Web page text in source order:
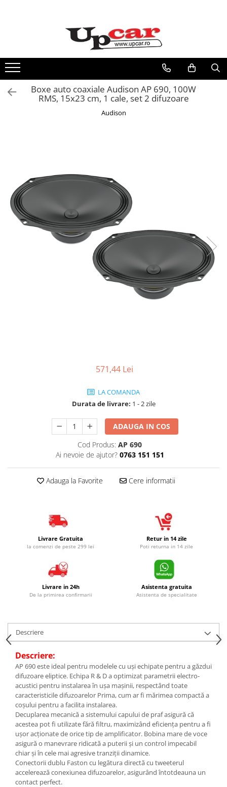
Aplice si Pendule
Electrocasnice Mici
Audio & Video
Boxe auto coaxiale Audison AP 690, 100W
RMS, 15x23 cm, 1 cale, set 2 difuzoare
Audison
571,44 Lei
LA COMANDA
Durata de livrare: 1 - 2 zile
ADAUGA IN COS
Cod Produs: AP 690
Ai nevoie de ajutor? 0763 151 151
Adauga la Favorite Cere informatii
Livrare Gratuita
la comenzi de peste 299 lei
Retur in 14 zile
Poti returna in 14 zile
Livrare in 24h
De la primirea confirmarii
Asistenta gratuita
Asistenta de specialitate
Descriere
Descriere:
AP 690 este ideal pentru modelele cu uși echipate pentru a găzdui
difuzoare eliptice. Echipa R & D a optimizat parametrii electro-
acustici pentru instalarea în ușa mașinii, respectând toate
caracteristicile difuzoarelor Prima, cum ar fi mărimea compactă a
coșului pentru a facilita instalarea.
Decuplarea mecanică a sistemului capului de praf asigură că
acestea pot fi utilizate fără filtru, maximizând eficiența pentru a fi
ușor acționate de orice tip de amplificator. Bobina mare de voce
asigură o manevrare ridicată a puterii și un control impecabil
chiar și în cele mai agresive tranziții dinamice.
Conectorii dublu Faston cu legătura directă cu tweeterul
accelerează conexiunea difuzoarelor, asigurând întotdeauna un
contact perfect.